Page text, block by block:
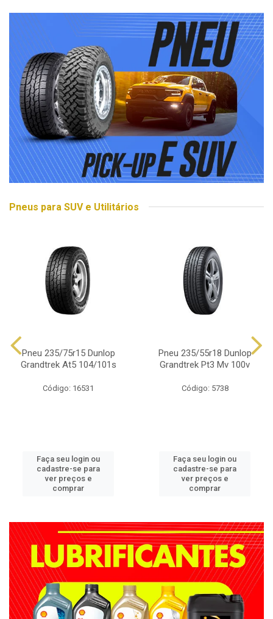
Pneus para SUV e Utilitários
Pneu 235/75r15 Dunlop
Grandtrek At5 104/101s
Código: 16531
Faça seu login ou
cadastre-se para
ver preços e
comprar
Pneu 235/55r18 Dunlop
Grandtrek Pt3 Mv 100v
Código: 5738
Faça seu login ou
cadastre-se para
ver preços e
comprar